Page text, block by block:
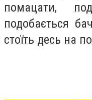
помацати,
подобається
стоїть десь на